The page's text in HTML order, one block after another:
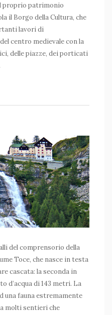
proprio patrimonio
il Borgo della Cultura, che
lavori di
centro medievale con la
delle piazze, dei porticati
del comprensorio della
Toce, che nasce in testa
cascata: la seconda in
d’acqua di 143 metri. La
una fauna estremamente
molti sentieri che